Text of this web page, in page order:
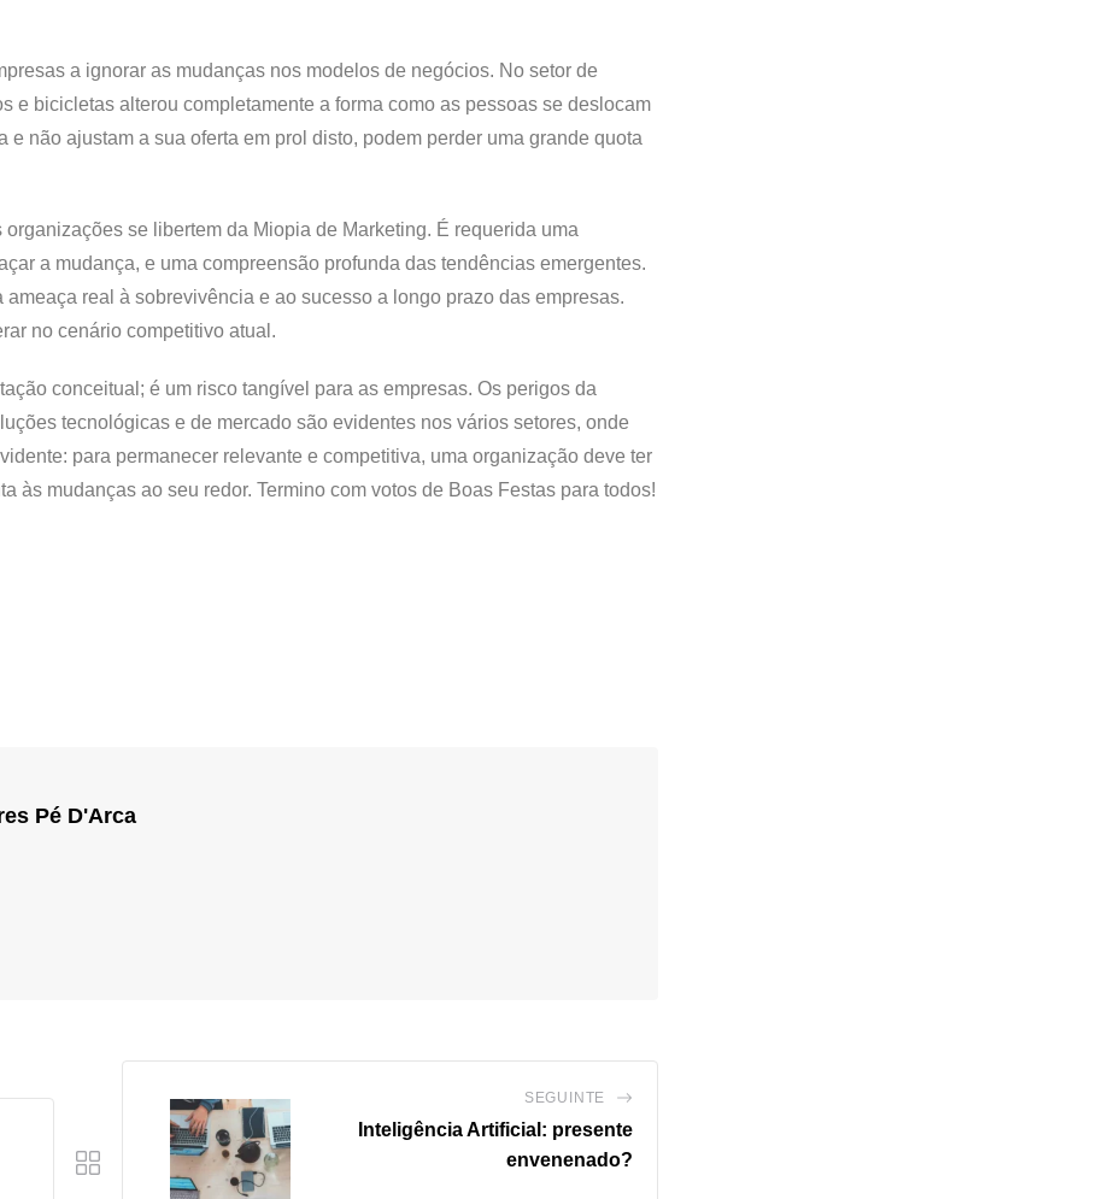
a ignorar as mudanças nos modelos de negócios. No setor de
e bicicletas alterou completamente a forma como as pessoas se deslocam
não ajustam a sua oferta em prol disto, podem perder uma grande quota
se libertem da Miopia de Marketing. É requerida uma
a mudança, e uma compreensão profunda das tendências emergentes.
real à sobrevivência e ao sucesso a longo prazo das empresas.
no cenário competitivo atual.
conceitual; é um risco tangível para as empresas. Os perigos da
tecnológicas e de mercado são evidentes nos vários setores, onde
para permanecer relevante e competitiva, uma organização deve ter
às mudanças ao seu redor. Termino com votos de Boas Festas para todos!
Pé D'Arca
SEGUINTE
Inteligência Artificial: presente
envenenado?